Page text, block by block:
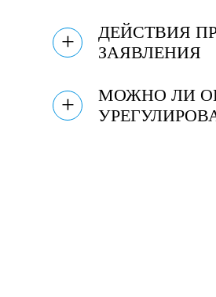
+
ДЕЙСТВИЯ
ЗАЯВЛЕНИЯ
+
МОЖНО ЛИ